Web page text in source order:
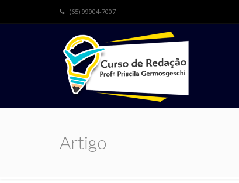
(65) 99904-7007
Artigo